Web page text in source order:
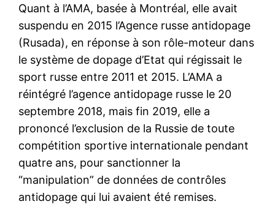
Quant à l’AMA, basée à Montréal, elle avait
suspendu en 2015 l’Agence russe antidopage
(Rusada), en réponse à son rôle-moteur dans
le système de dopage d’Etat qui régissait le
sport russe entre 2011 et 2015. L’AMA a
réintégré l’agence antidopage russe le 20
septembre 2018, mais fin 2019, elle a
prononcé l’exclusion de la Russie de toute
compétition sportive internationale pendant
quatre ans, pour sanctionner la
“manipulation” de données de contrôles
antidopage qui lui avaient été remises.